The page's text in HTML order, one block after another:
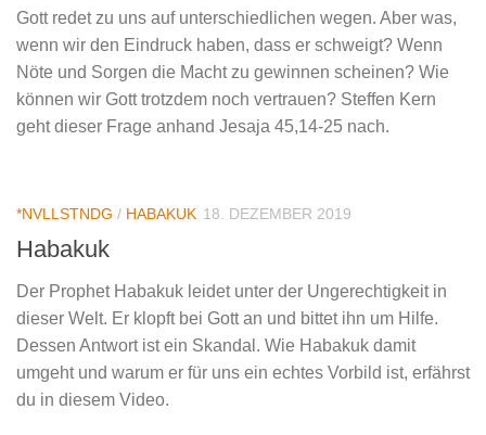
Gott redet zu uns auf unterschiedlichen wegen. Aber was,
wenn wir den Eindruck haben, dass er schweigt? Wenn
Nöte und Sorgen die Macht zu gewinnen scheinen? Wie
können wir Gott trotzdem noch vertrauen? Steffen Kern
geht dieser Frage anhand Jesaja 45,14-25 nach.
*NVLLSTNDG / HABAKUK 18. DEZEMBER 2019
Habakuk
Der Prophet Habakuk leidet unter der Ungerechtigkeit in
dieser Welt. Er klopft bei Gott an und bittet ihn um Hilfe.
Dessen Antwort ist ein Skandal. Wie Habakuk damit
umgeht und warum er für uns ein echtes Vorbild ist, erfährst
du in diesem Video.